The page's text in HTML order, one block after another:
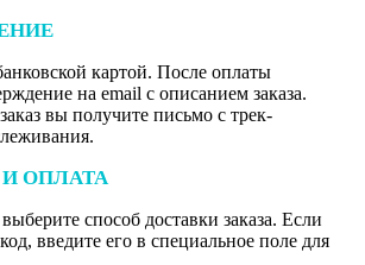
картой. После оплаты
на email с описанием заказа.
вы получите письмо с трек-
И ОПЛАТА
способ доставки заказа. Если
введите его в специальное поле для